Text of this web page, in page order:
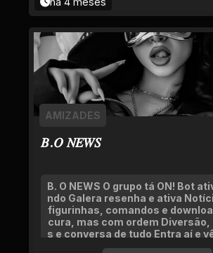
𝐵.𝑂 𝑁𝐸𝑊𝑆
AMIZADES
B. O NEWS O grupo tá ON! Bot
ndo Galera resenha e ativa
figurinhas, comandos e
cura, mas com ordem
s e conversa de tudo Entra aí e
a o BO!